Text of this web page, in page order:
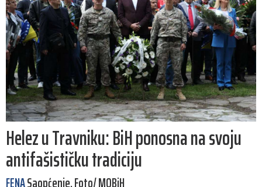
Helez u Travniku: BiH ponosna na svoju
antifašističku tradiciju